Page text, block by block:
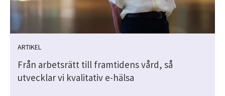
ARTIKEL
Från arbetsrätt till framtidens vård, så
utvecklar vi kvalitativ e-hälsa